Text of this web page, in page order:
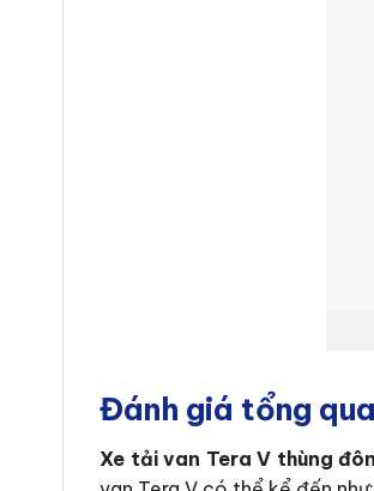
Đánh giá tổng
Xe tải van Tera V thùng